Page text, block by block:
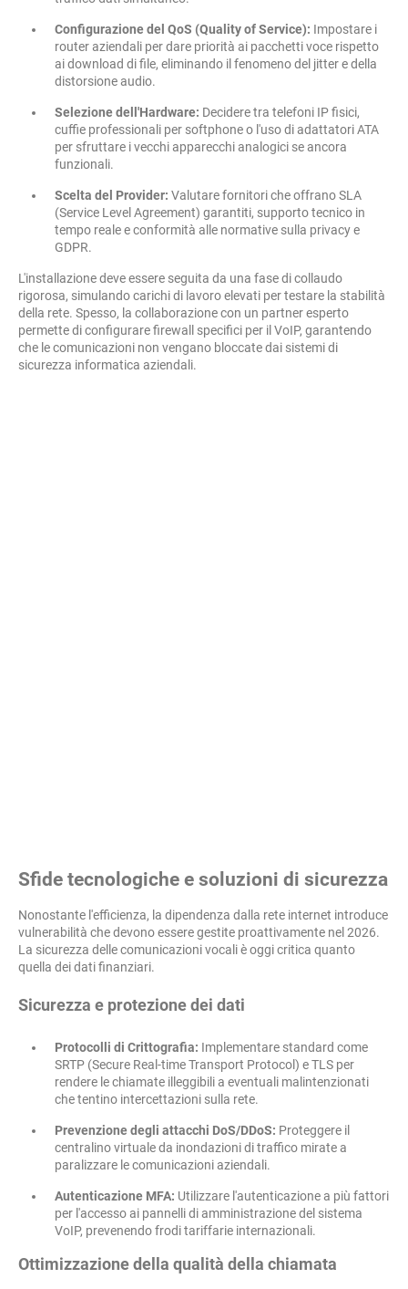
Configurazione del QoS (Quality of Service): Impostare i
router aziendali per dare priorità ai pacchetti voce rispetto
ai download di file, eliminando il fenomeno del jitter e della
distorsione audio.
Selezione dell'Hardware: Decidere tra telefoni IP fisici,
cuffie professionali per softphone o l'uso di adattatori ATA
per sfruttare i vecchi apparecchi analogici se ancora
funzionali.
Scelta del Provider: Valutare fornitori che offrano SLA
(Service Level Agreement) garantiti, supporto tecnico in
tempo reale e conformità alle normative sulla privacy e
GDPR.
L'installazione deve essere seguita da una fase di collaudo
rigorosa, simulando carichi di lavoro elevati per testare la stabilità
della rete. Spesso, la collaborazione con un partner esperto
permette di configurare firewall specifici per il VoIP, garantendo
che le comunicazioni non vengano bloccate dai sistemi di
sicurezza informatica aziendali.
Sfide tecnologiche e soluzioni di sicurezza
Nonostante l'efficienza, la dipendenza dalla rete internet introduce
vulnerabilità che devono essere gestite proattivamente nel 2026.
La sicurezza delle comunicazioni vocali è oggi critica quanto
quella dei dati finanziari.
Sicurezza e protezione dei dati
Protocolli di Crittografia: Implementare standard come
SRTP (Secure Real-time Transport Protocol) e TLS per
rendere le chiamate illeggibili a eventuali malintenzionati
che tentino intercettazioni sulla rete.
Prevenzione degli attacchi DoS/DDoS: Proteggere il
centralino virtuale da inondazioni di traffico mirate a
paralizzare le comunicazioni aziendali.
Autenticazione MFA: Utilizzare l'autenticazione a più fattori
per l'accesso ai pannelli di amministrazione del sistema
VoIP, prevenendo frodi tariffarie internazionali.
Ottimizzazione della qualità della chiamata